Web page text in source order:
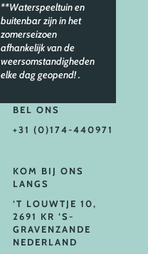
**Waterspeeltuin en
buitenbar zijn in het
zomerseizoen
afhankelijk van de
weersomstandigheden
elke dag geopend!.
BEL ONS
+31 (0)174-440971
KOM BIJ ONS
LANGS
’T LOUWTJE 10,
2691 KR ‘S-
GRAVENZANDE
NEDERLAND